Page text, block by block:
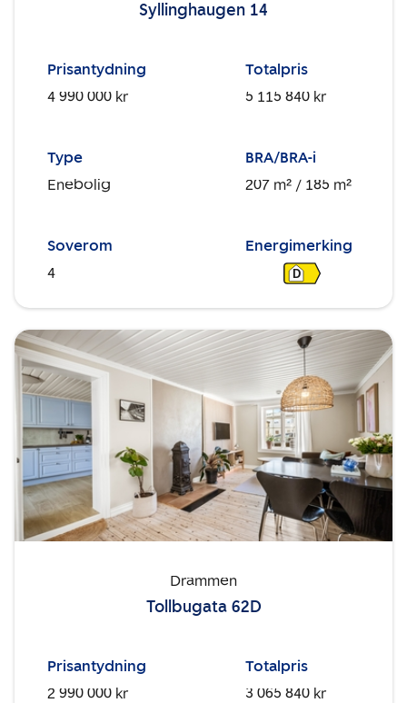
Syllinghaugen 14
Prisantydning
4 990 000 kr
Totalpris
5 115 840 kr
Type
Enebolig
BRA/BRA-i
207 m² / 185 m²
Soverom
4
Energimerking
D
Drammen
Tollbugata 62D
Prisantydning
2 990 000 kr
Totalpris
3 065 840 kr